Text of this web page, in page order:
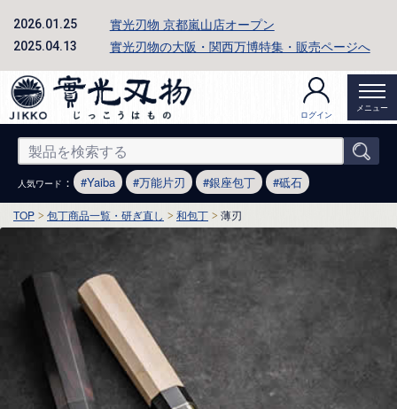
2026.01.25 實光刃物 京都嵐山店オープン
2025.04.13 實光刃物の大阪・関西万博特集・販売ページへ
ログイン
メニュー
人気ワード ： Yaiba 万能片刃 銀座包丁 砥石
TOP 包丁商品一覧・研ぎ直し 和包丁 薄刃